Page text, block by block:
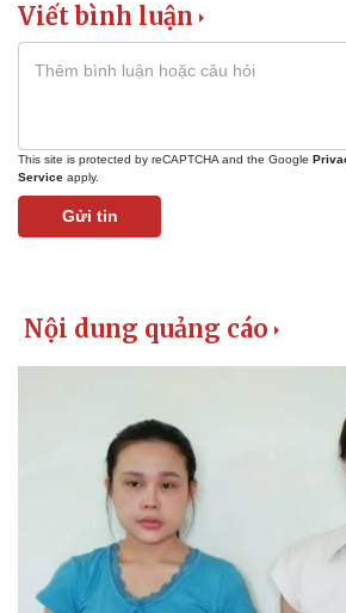
Khởi nghiệp
Tỷ giá
Viết bình luận
This site is protected by reCAPTCHA and the Google
Service apply.
Gửi tin